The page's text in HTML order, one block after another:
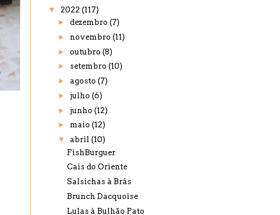
▼ 2022 (117)
► dezembro (7)
► novembro (11)
► outubro (8)
► setembro (10)
► agosto (7)
► julho (6)
► junho (12)
► maio (12)
▼ abril (10)
FishBurguer
Cais do Oriente
Salsichas à Brás
Brunch Dacquoise
Lulas à Bulhão Pato